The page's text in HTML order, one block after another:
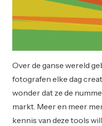
Over de ganse wereld
fotografen elke dag
wonder dat ze de
markt. Meer en meer
kennis van deze tools